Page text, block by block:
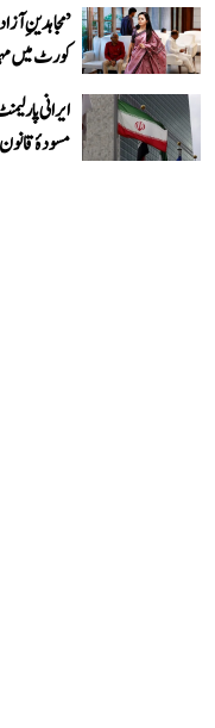
’مجاہدینِ
کورٹ میں
ایرانی
مسودۂ